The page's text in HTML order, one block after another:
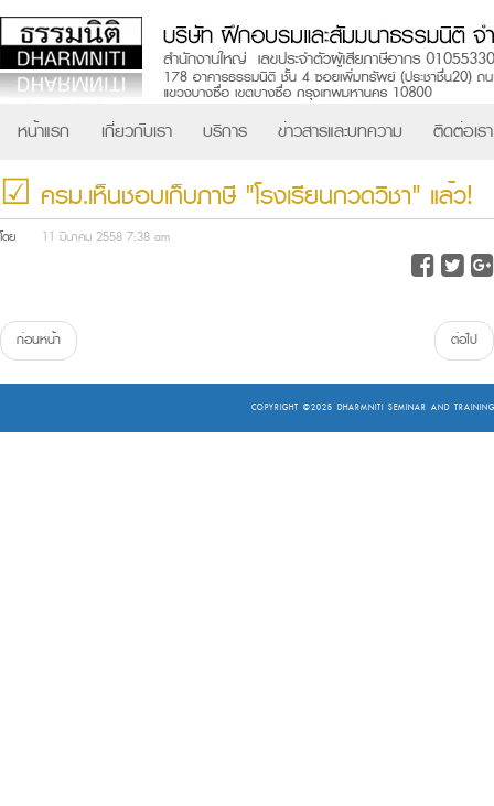
หน้าแรก เกี่ยวกับเรา บริการ ข่าวสารและบทความ ติดต่อเรา
☑ ครม.เห็นชอบเก็บภาษี "โรงเรียนกวดวิชา" แล้ว!
โดย 11 มีนาคม 2558 7:38 am
ก่อนหน้า ต่อไป
COPYRIGHT ©2025 DHARMNITI SEMINAR AND